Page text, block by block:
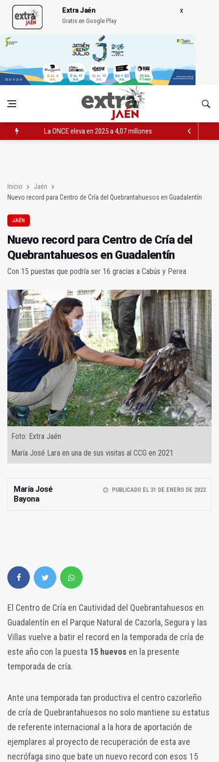
Extra Jaén
Gratis en Google Play
La ONCE eleva en 2025 a 4,07 millones su inversión social en
Inicio
Jaén
Nuevo record para Centro de Cría del Quebrantahuesos en Guadalentín
JAÉN
Nuevo record para Centro de Cría del
Quebrantahuesos en Guadalentín
Con 15 puestas que podría ser 16 gracias a Cabús y Perea
Foto: Extra Jaén
María José Lara en una de sus visitas al CCG en 2021
María José
Bayona
PUBLICADO EL 31 DE ENERO DE 2022
El Centro de Cría en Cautividad del Quebrantahuesos en
Guadalentín en el Parque Natural de Cazorla, Segura y las
Villas vuelve a batir el record en la temporada de cría de
este año con la puesta 15 huevos en la presente
temporada de cría.
Ante una temporada tan productiva el centro cazorleño
de cría de Quebrantahuesos no solo mantiene su estatus
de referente internacional a la hora de aportación de
ejemplares al proyecto de recuperación de esta ave
necrófaga sino que bate un nuevo record con esos 15